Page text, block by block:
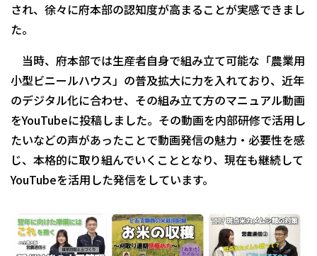
され、徐々に府本部の認知度が高まることが実感できまし
た。
当時、府本部では生産者自身で組み立て可能な「農業用
小型ビニールハウス」の普及拡大に力を入れており、近年
のデジタル化に合わせ、その組み立て方のマニュアル動画
をYouTubeに投稿しました。その動画を内部研修で活用し
たいなどの声があったことで動画発信の魅力・必要性を感
じ、本格的に取り組んでいくこととなり、現在も継続して
YouTubeを活用した発信をしています。